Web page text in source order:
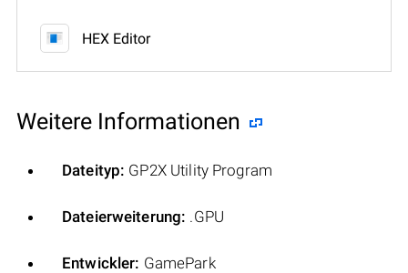
HEX Editor
Weitere Informationen
Dateityp: GP2X Utility Program
Dateierweiterung: .GPU
Entwickler: GamePark